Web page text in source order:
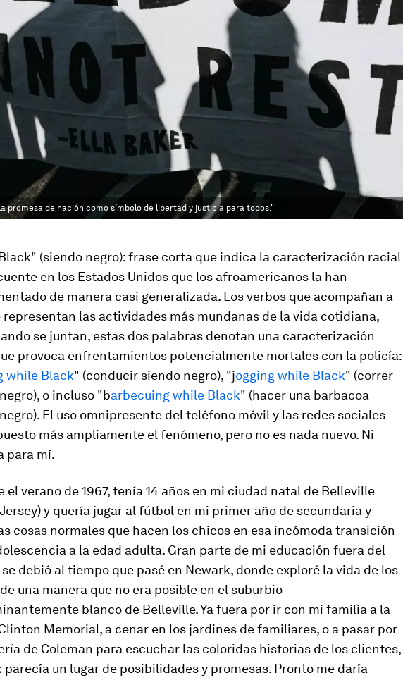
de nación como símbolo de libertad y justicia para todos."
(siendo negro): frase corta que indica la caracterización racial
en los Estados Unidos que los afroamericanos la han
de manera casi generalizada. Los verbos que acompañan a
representan las actividades más mundanas de la vida cotidiana,
se juntan, estas dos palabras denotan una caracterización
provoca enfrentamientos potencialmente mortales con la policía:
while Black" (conducir siendo negro), "jogging while Black" (correr
o incluso "barbecuing while Black" (hacer una barbacoa
El uso omnipresente del teléfono móvil y las redes sociales
más ampliamente el fenómeno, pero no es nada nuevo. Ni
para mí.
el verano de 1967, tenía 14 años en mi ciudad natal de Belleville
y quería jugar al fútbol en mi primer año de secundaria y
cosas normales que hacen los chicos en esa incómoda transición
a la edad adulta. Gran parte de mi educación fuera del
debió al tiempo que pasé en Newark, donde exploré la vida de los
una manera que no era posible en el suburbio
blanco de Belleville. Ya fuera por ir con mi familia a la
Memorial, a cenar en los jardines de familiares, o a pasar por
de Coleman para escuchar las coloridas historias de los clientes,
parecía un lugar de posibilidades y promesas. Pronto me daría